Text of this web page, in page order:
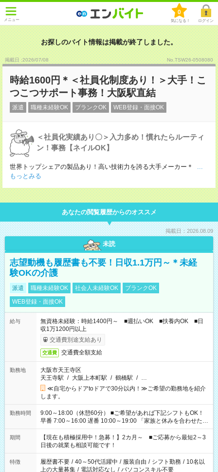
メニュー
0
気になる！ ログイン
お探しのバイト情報は掲載が終了しました。
掲載日 :2026/07/08 No.TSW26-0508080
時給1600円＊＜社員化制度あり！＞大手！こ
つこつサポート事務！大阪駅直結
派遣 職種未経験OK ブランクOK WEB登録・面接OK
＜社員化実績あり〇＞入力多め！慣れたらルーティ
ン！事務【ネイルOK】
世界トップシェアの製品あり！高い技術力を誇る大手メーカー＊
...
もっとみる
あなたの閲覧履歴からのオススメ
掲載日：2026.08.09
未読
志望動機も履歴書も不要！日収1.1万円～＊未経
験OKの介護
派遣 職種未経験OK 社会人未経験OK
ブランクOK
WEB登録・面接OK
給与
無資格未経験：時給1400円～ ■週払いOK ■扶養内OK ■日
収1万1200円以上
交通費別途支給あり
交通費 交通費全額支給
勤務地
大阪市天王寺区
天王寺駅 / 大阪上本町駅 / 鶴橋駅 / …
≪自宅からドアtoドアで30分以内！≫ご希望の勤務地を紹介
します。
勤務時間
9:00～18:00（休憩60分） ■ご希望があれば下記シフトもOK！
早番 7:00～16:00 遅番 10:00～19:00 「家族と休みを合わせた
い」 「余裕を持って夕飯の準備がしたい」 「できれば残業はし
たくない」 など、ご希望を教えてくださいね。 ※Wワーク希望
の方へ 今ご覧のお仕事で希望する勤務時間と、もう1つのお仕事
の勤務時間。 合計で週40時間を超える場合は応募できません。
期間
【現在も積極採用中！急募！】2カ月～ ■ご応募から最短2～3
日後の就業も相談可能です！
特徴 履歴書不要 / 40～50代活躍中 / 服装自由 / シフト勤務 / 10名以
上の大量募集 / 電話対応なし / パソコンスキル不要